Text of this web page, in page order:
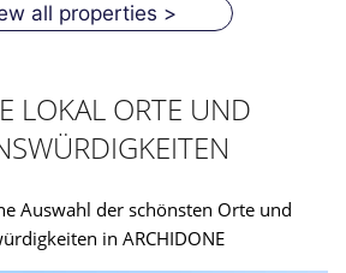
all properties >
LOKAL ORTE UND
Auswahl der schönsten Orte und
in ARCHIDONE